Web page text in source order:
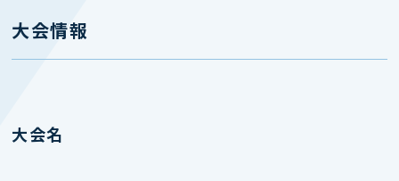
大会情報
大会名